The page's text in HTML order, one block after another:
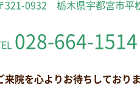
321-0932 栃木県宇都宮市平
028-664-1514
来院を心よりお待ちしておりま